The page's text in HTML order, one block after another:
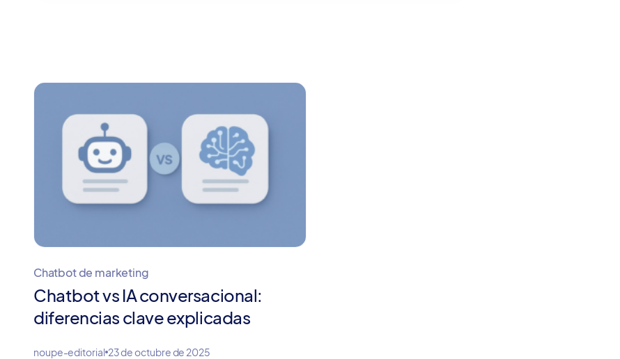
Chatbot de marketing
Chatbot vs IA conversacional:
diferencias clave explicadas
noupe-editorial 23 de octubre de 2025